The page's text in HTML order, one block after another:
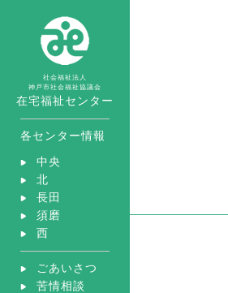
社会福祉法人
神戸市社会福祉協議会
在宅福祉センター
各センター情報
中央
北
長田
須磨
西
ごあいさつ
苦情相談